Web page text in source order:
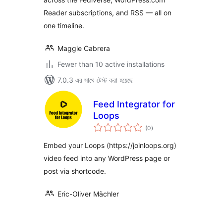
Reader subscriptions, and RSS — all on
one timeline.
Maggie Cabrera
Fewer than 10 active installations
7.0.3 এর সাথে টেস্ট করা হয়েছে
Feed Integrator for
Loops
(0total
ratings
)
Embed your Loops (https://joinloops.org)
video feed into any WordPress page or
post via shortcode.
Eric-Oliver Mächler